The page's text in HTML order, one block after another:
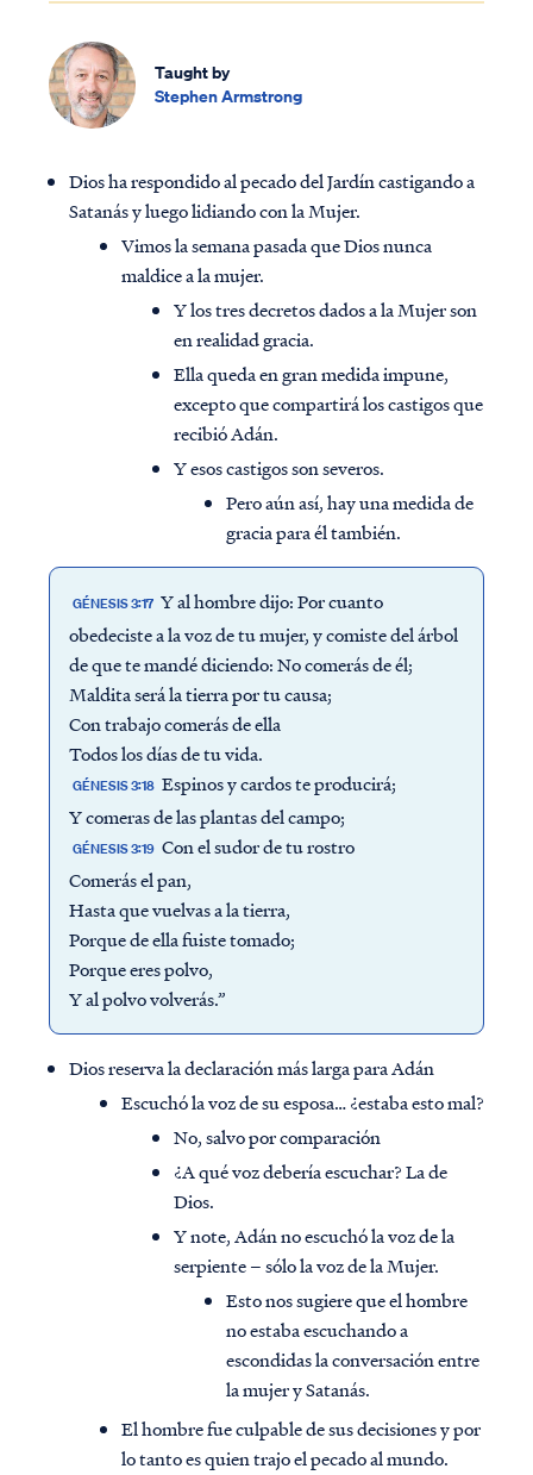
Taught by
Stephen Armstrong
Dios ha respondido al pecado del Jardín castigando a
Satanás y luego lidiando con la Mujer.
Vimos la semana pasada que Dios nunca
maldice a la mujer.
Y los tres decretos dados a la Mujer son
en realidad gracia.
Ella queda en gran medida impune,
excepto que compartirá los castigos que
recibió Adán.
Y esos castigos son severos.
Pero aún así, hay una medida de
gracia para él también.
GÉNESIS 3:17 Y al hombre dijo: Por cuanto
obedeciste a la voz de tu mujer, y comiste del árbol
de que te mandé diciendo: No comerás de él;
Maldita será la tierra por tu causa;
Con trabajo comerás de ella
Todos los días de tu vida.
GÉNESIS 3:18 Espinos y cardos te producirá;
Y comeras de las plantas del campo;
GÉNESIS 3:19 Con el sudor de tu rostro
Comerás el pan,
Hasta que vuelvas a la tierra,
Porque de ella fuiste tomado;
Porque eres polvo,
Y al polvo volverás.”
Dios reserva la declaración más larga para Adán
Escuchó la voz de su esposa… ¿estaba esto mal?
No, salvo por comparación
¿A qué voz debería escuchar? La de
Dios.
Y note, Adán no escuchó la voz de la
serpiente – sólo la voz de la Mujer.
Esto nos sugiere que el hombre
no estaba escuchando a
escondidas la conversación entre
la mujer y Satanás.
El hombre fue culpable de sus decisiones y por
lo tanto es quien trajo el pecado al mundo.